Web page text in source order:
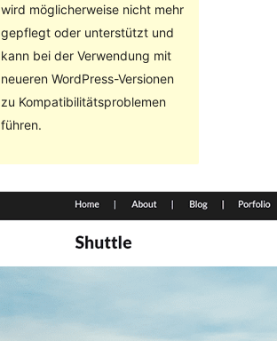
wird möglicherweise nicht mehr
gepflegt oder unterstützt und
kann bei der Verwendung mit
neueren WordPress-Versionen
zu Kompatibilitätsproblemen
führen.